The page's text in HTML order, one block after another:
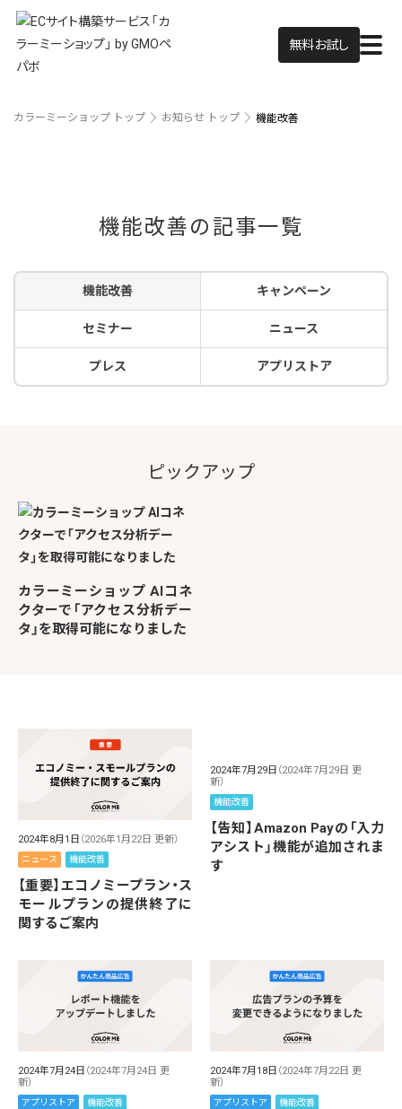
無料お試し
カラーミーショップ トップ お知らせ トップ 機能改善
機能改善の記事一覧
機能改善 キャンペーン
セミナー ニュース
プレス アプリストア
ピックアップ
カラーミーショップ AIコネ
クターで「アクセス分析デー
タ」を取得可能になりました
2024年8月1日 （2026年1月22日 更新）
ニュース 機能改善
【重要】エコノミープラン・ス
モールプランの提供終了に
関するご案内
2024年7月29日 （2024年7月29日 更
新）
機能改善
【告知】Amazon Payの「入力
アシスト」機能が追加されま
す
2024年7月24日 （2024年7月24日 更
新）
アプリストア 機能改善
2024年7月18日 （2024年7月22日 更
新）
アプリストア 機能改善